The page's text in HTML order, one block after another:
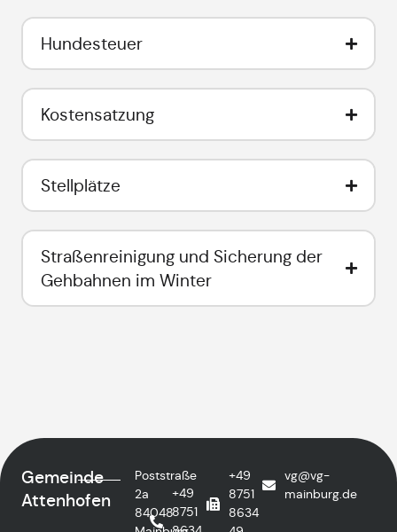
Hundesteuer
Kostensatzung
Stellplätze
Straßenreinigung und Sicherung der
Gehbahnen im Winter
Gemeinde
Attenhofen
Poststraße
2a
84048
+49
8751
+49
8751
8634
vg@vg-
mainburg.de